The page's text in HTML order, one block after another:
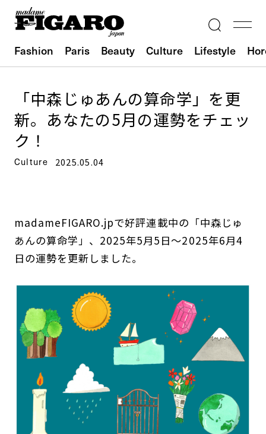
Fashion Paris Beauty Culture Lifestyle
「中森じゅあんの算命学」を更
新。あなたの5月の運勢をチェッ
ク！
Culture 2025.05.04
madameFIGARO.jpで好評連載中の「中森じゅ
あんの算命学」、2025年5月5日～2025年6月4
日の運勢を更新しました。